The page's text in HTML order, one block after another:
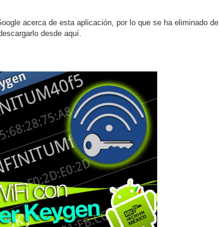
acerca de esta aplicación, por lo que se ha eliminado de
desde aquí.